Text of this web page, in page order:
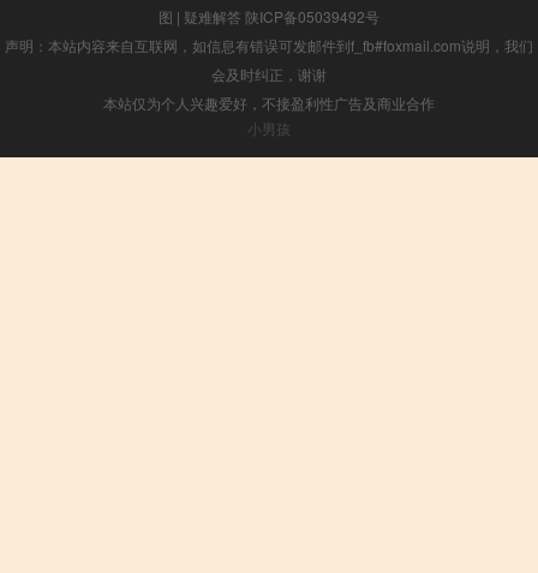
图 | 疑难解答 陕ICP备05039492号
声明：本站内容来自互联网，如信息有错误可发邮件到f_fb#foxmail.com说明，我们
会及时纠正，谢谢
本站仅为个人兴趣爱好，不接盈利性广告及商业合作
小男孩